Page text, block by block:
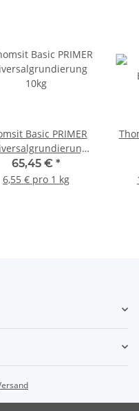
Basic PRIMER
10kg
65,45 € *
6,55 € pro 1 kg